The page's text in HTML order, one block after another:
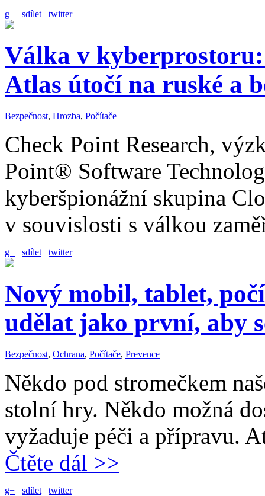
g+ sdílet twitter
Válka v
Atlas útočí na ruské a
Bezpečnost, Hrozba, Počítače
Check Point Research,
Point® Software
kyberšpionážní skupina
v souvislosti s válkou
g+ sdílet twitter
Nový mobil, tablet,
udělat jako první, aby
Bezpečnost, Ochrana, Počítače, Prevence
Někdo pod stromečkem
stolní hry. Někdo možná
vyžaduje péči a přípravu.
Čtěte dál >>
g+ sdílet twitter